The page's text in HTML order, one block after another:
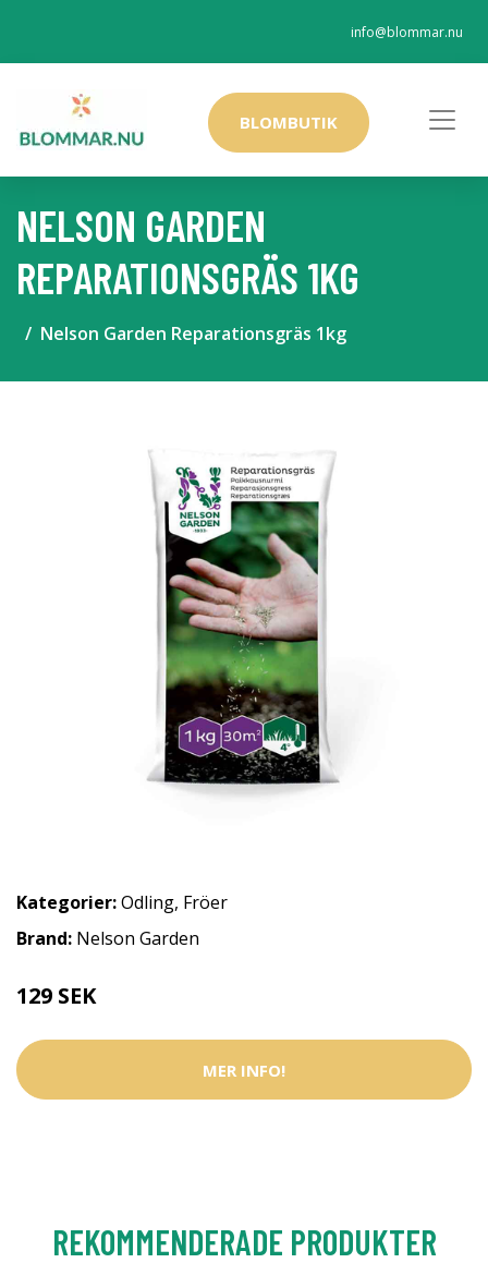
info@blommar.nu
BLOMBUTIK
NELSON GARDEN
REPARATIONSGRÄS 1KG
Nelson Garden Reparationsgräs 1kg
Kategorier:Odling, Fröer
Brand: Nelson Garden
129 SEK
MER INFO!
REKOMMENDERADE PRODUKTER